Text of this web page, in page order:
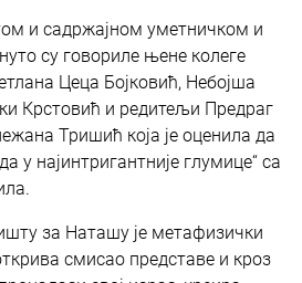
и садржајном уметничком и
су говориле њене колеге
Цеца Бојковић, Небојша
Крстовић и редитељи Предраг
Тришић која је оценила да
у најинтригантније глумице“ са
за Наташу је метафизички
смисао представе и кроз